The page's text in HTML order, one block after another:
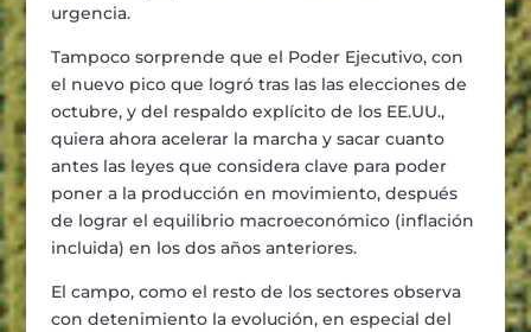
urgencia.
Tampoco sorprende que el Poder Ejecutivo, con
el nuevo pico que logró tras las las elecciones de
octubre, y del respaldo explícito de los EE.UU.,
quiera ahora acelerar la marcha y sacar cuanto
antes las leyes que considera clave para poder
poner a la producción en movimiento, después
de lograr el equilibrio macroeconómico (inflación
incluida) en los dos años anteriores.
El campo, como el resto de los sectores observa
con detenimiento la evolución, en especial del